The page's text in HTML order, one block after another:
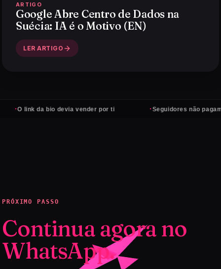
ARTIGO
Google Abre Centro de Dados na
Suécia: IA é o Motivo (EN)
LER ARTIGO
da bio devia vender por ti Seguidores não pagam
PRÓXIMO PASSO
Continua agora no
WhatsApp.